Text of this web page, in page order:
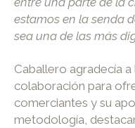
estamos en la senda
sea una de las más
Caballero agradecía
colaboración para
comerciantes y su
metodología,